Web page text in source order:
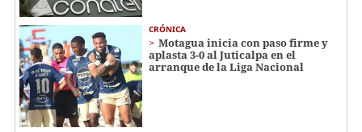
CRÓNICA
Motagua inicia con paso firme y
aplasta 3-0 al Juticalpa en el
arranque de la Liga Nacional